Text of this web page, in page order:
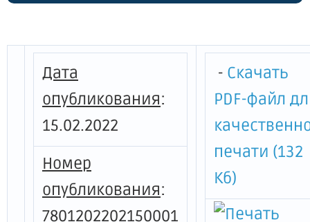
наследия федерального значения "Дом
Дата
опубликования:
15.02.2022
Номер
опубликования:
7801202202150001
- Скачать
PDF-файл
печати (132
Кб)